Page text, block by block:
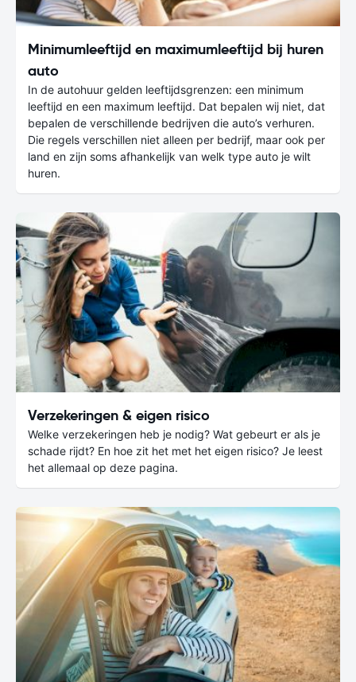
Minimumleeftijd en maximumleeftijd bij huren
auto
In de autohuur gelden leeftijdsgrenzen: een minimum
leeftijd en een maximum leeftijd. Dat bepalen wij niet, dat
bepalen de verschillende bedrijven die auto’s verhuren.
Die regels verschillen niet alleen per bedrijf, maar ook per
land en zijn soms afhankelijk van welk type auto je wilt
huren.
Verzekeringen & eigen risico
Welke verzekeringen heb je nodig? Wat gebeurt er als je
schade rijdt? En hoe zit het met het eigen risico? Je leest
het allemaal op deze pagina.